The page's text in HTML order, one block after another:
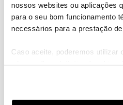
nossos websites ou aplicações
para o seu bom funcionamento
necessários para a prestação de
Caso aceite, poderemos utilizar
funcionalidades (cookies de
funcionalidade) e adaptar